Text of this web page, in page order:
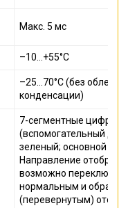
Макс. 5 мс
–10...+55°C
–25...70°C (без
конденсации)
7-сегментные
(вспомогательный
зеленый; основной
Направление
возможно
нормальным и
(перевернутым)